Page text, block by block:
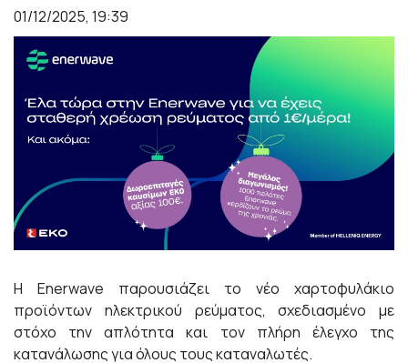
01/12/2025, 19:39
Η Enerwave παρουσιάζει το νέο χαρτοφυλάκιο
προϊόντων ηλεκτρικού ρεύματος, σχεδιασμένο με
στόχο την απλότητα και τον πλήρη έλεγχο της
κατανάλωσης για όλους τους καταναλωτές.